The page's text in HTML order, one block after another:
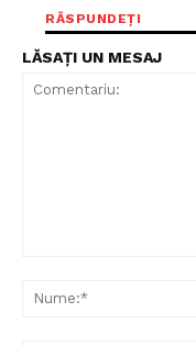
RĂSPUNDEȚI
LĂSAȚI UN MESAJ